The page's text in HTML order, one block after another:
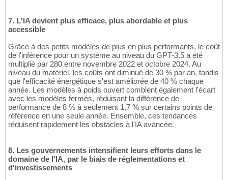
7. L'IA devient plus efficace, plus abordable et plus
accessible
Grâce à des petits modèles de plus en plus performants, le coût
de l'inférence pour un système au niveau du GPT-3.5 a été
multiplié par 280 entre novembre 2022 et octobre 2024. Au
niveau du matériel, les coûts ont diminué de 30 % par an, tandis
que l'efficacité énergétique s'est améliorée de 40 % chaque
année. Les modèles à poids ouvert comblent également l'écart
avec les modèles fermés, réduisant la différence de
performance de 8 % à seulement 1,7 % sur certains points de
référence en une seule année. Ensemble, ces tendances
réduisent rapidement les obstacles à l'IA avancée.
8. Les gouvernements intensifient leurs efforts dans le
domaine de l'IA, par le biais de réglementations et
d'investissements